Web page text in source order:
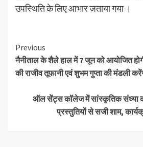
उपस्थिति के लिए आभार जताया गया ।
Continue
Reading
Previous
नैनीताल के शैले हाल में 7 जून को आयोजित
की राजीव तूफानी एवं शुभम गुप्ता की मंडली
ऑल सेंट्स कॉलेज में सांस्कृतिक संध्या
प्रस्तुतियों से सजी शाम,